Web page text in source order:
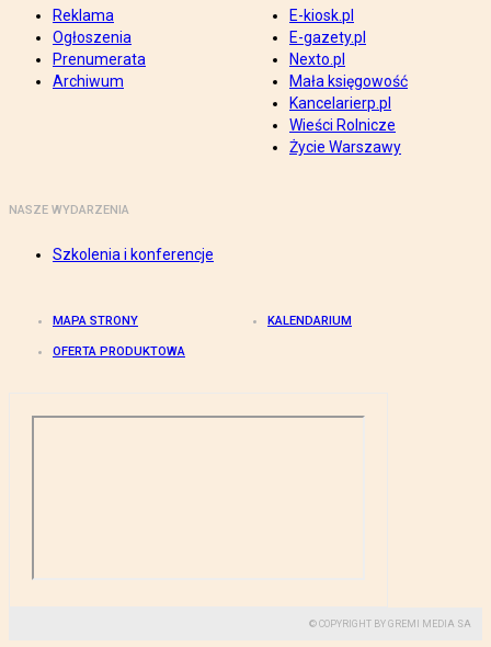
Reklama
Ogłoszenia
Prenumerata
Archiwum
E-kiosk.pl
E-gazety.pl
Nexto.pl
Mała księgowość
Kancelarierp.pl
Wieści Rolnicze
Życie Warszawy
NASZE WYDARZENIA
Szkolenia i konferencje
MAPA STRONY KALENDARIUM
OFERTA PRODUKTOWA
© COPYRIGHT BY GREMI MEDIA SA